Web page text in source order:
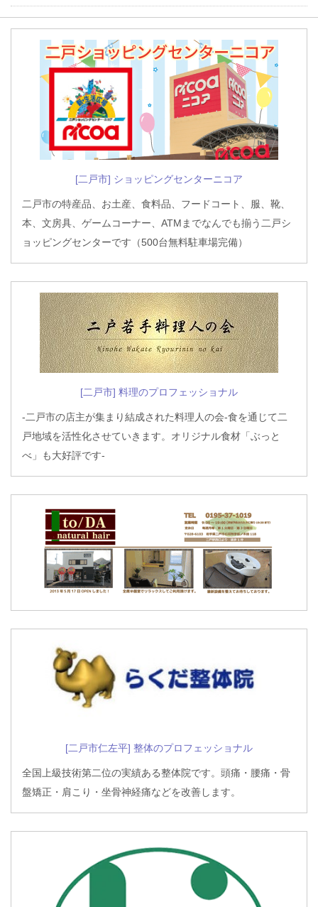
[二戸市] ショッピングセンターニコア
二戸市の特産品、お土産、食料品、フードコート、服、靴、
本、文房具、ゲームコーナー、ATMまでなんでも揃う二戸シ
ョッピングセンターです（500台無料駐車場完備）
[二戸市] 料理のプロフェッショナル
-二戸市の店主が集まり結成された料理人の会-食を通じて二
戸地域を活性化させていきます。オリジナル食材「ぶっと
べ」も大好評です-
[二戸市仁左平] 整体のプロフェッショナル
全国上級技術第二位の実績ある整体院です。頭痛・腰痛・骨
盤矯正・肩こり・坐骨神経痛などを改善します。